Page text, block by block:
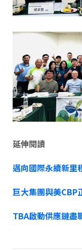
延伸閱讀
邁向國際永續新里
巨大集團與美CBP
TBA啟動供應鏈盡